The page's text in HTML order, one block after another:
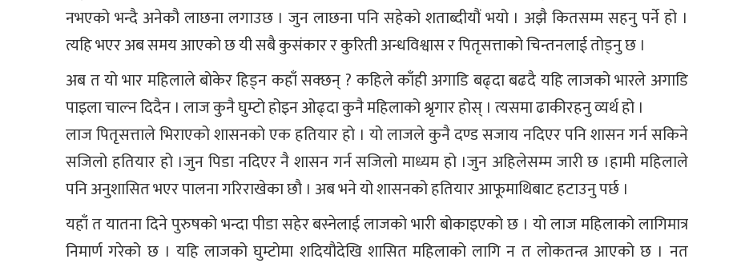
नभएको भन्दै अनेकौ लाछना लगाउछ । जुन लाछना पनि सहेको शताब्दीयौं भयो । अझै कितसम्म सहनु पर्ने हो ।
त्यहि भएर अब समय आएको छ यी सबै कुसंकार र कुरिती अन्धविश्वास र पितृसत्ताको चिन्तनलाई तोड्नु छ ।
अब त यो भार महिलाले बोकेर हिड्न कहाँ सक्छन् ? कहिले काँही अगाडि बढ्दा बढदै यहि लाजको भारले अगाडि
पाइला चाल्न दिदैन । लाज कुनै घुम्टो होइन ओढ्दा कुनै महिलाको श्रृगार होस् । त्यसमा ढाकीरहनु व्यर्थ हो ।
लाज पितृसत्ताले भिराएको शासनको एक हतियार हो । यो लाजले कुनै दण्ड सजाय नदिएर पनि शासन गर्न सकिने
सजिलो हतियार हो ।जुन पिडा नदिएर नै शासन गर्न सजिलो माध्यम हो ।जुन अहिलेसम्म जारी छ ।हामी महिलाले
पनि अनुशासित भएर पालना गरिराखेका छौ । अब भने यो शासनको हतियार आफूमाथिबाट हटाउनु पर्छ ।
यहाँ त यातना दिने पुरुषको भन्दा पीडा सहेर बस्नेलाई लाजको भारी बोकाइएको छ । यो लाज महिलाको लागिमात्र
निमार्ण गरेको छ । यहि लाजको घुम्टोमा शदियौदेखि शासित महिलाको लागि न त लोकतन्त्र आएको छ । नत